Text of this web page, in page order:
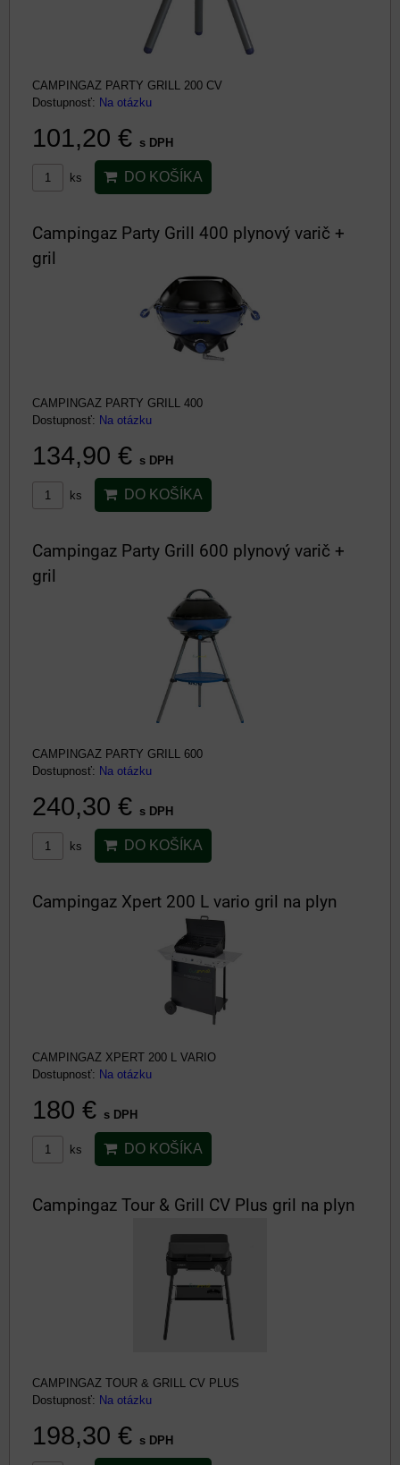
CAMPINGAZ PARTY GRILL 200 CV
Dostupnosť: Na otázku
101,20 € s DPH
ks DO KOŠÍKA
Campingaz Party Grill 400 plynový varič +
gril
CAMPINGAZ PARTY GRILL 400
Dostupnosť: Na otázku
134,90 € s DPH
ks DO KOŠÍKA
Campingaz Party Grill 600 plynový varič +
gril
CAMPINGAZ PARTY GRILL 600
Dostupnosť: Na otázku
240,30 € s DPH
ks DO KOŠÍKA
Campingaz Xpert 200 L vario gril na plyn
CAMPINGAZ XPERT 200 L VARIO
Dostupnosť: Na otázku
180 € s DPH
ks DO KOŠÍKA
Campingaz Tour & Grill CV Plus gril na plyn
CAMPINGAZ TOUR & GRILL CV PLUS
Dostupnosť: Na otázku
198,30 € s DPH